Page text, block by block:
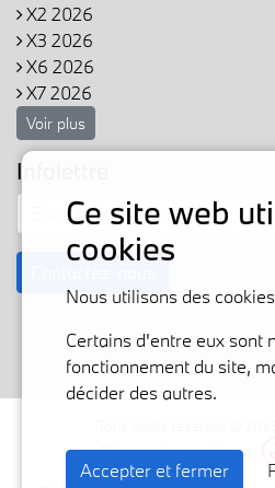
X2 2026
X3 2026
X6 2026
X7 2026
Voir plus
Infolettre
Fièrement propulsé par
Ce site web
cookies
Nous utilisons des
Certains d'entre eux sont
fonctionnement du site,
décider des autres.
Accepter et fermer